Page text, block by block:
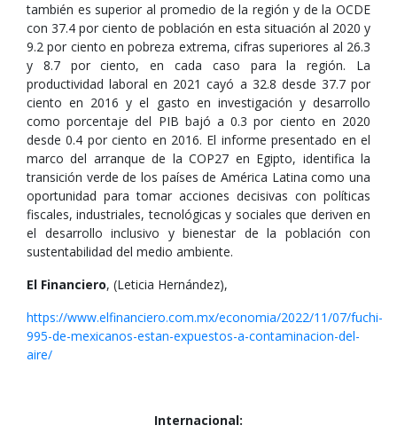
también es superior al promedio de la región y de la OCDE
con 37.4 por ciento de población en esta situación al 2020 y
9.2 por ciento en pobreza extrema, cifras superiores al 26.3
y 8.7 por ciento, en cada caso para la región. La
productividad laboral en 2021 cayó a 32.8 desde 37.7 por
ciento en 2016 y el gasto en investigación y desarrollo
como porcentaje del PIB bajó a 0.3 por ciento en 2020
desde 0.4 por ciento en 2016. El informe presentado en el
marco del arranque de la COP27 en Egipto, identifica la
transición verde de los países de América Latina como una
oportunidad para tomar acciones decisivas con políticas
fiscales, industriales, tecnológicas y sociales que deriven en
el desarrollo inclusivo y bienestar de la población con
sustentabilidad del medio ambiente.
El Financiero, (Leticia Hernández),
https://www.elfinanciero.com.mx/economia/2022/11/07/fuchi-
995-de-mexicanos-estan-expuestos-a-contaminacion-del-
aire/
Internacional: